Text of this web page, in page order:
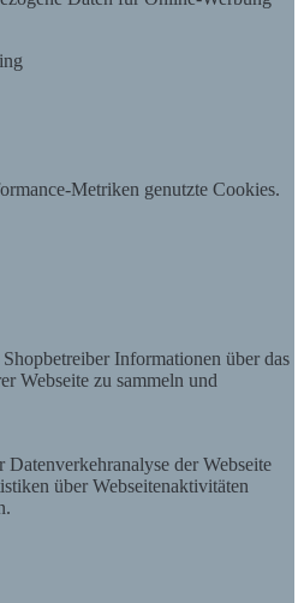
Metriken genutzte Cookies.
Informationen über das
Webseite zu sammeln und
der Webseite
über Webseitenaktivitäten